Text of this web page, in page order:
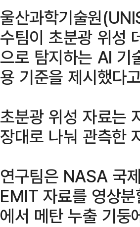
울산과학기술원
수팀이 초분광 위성
으로 탐지하는 AI 기
용 기준을 제시했다
초분광 위성 자료는
장대로 나눠 관측한
연구팀은 NASA 국
EMIT 자료를 영상
에서 메탄 누출 기둥